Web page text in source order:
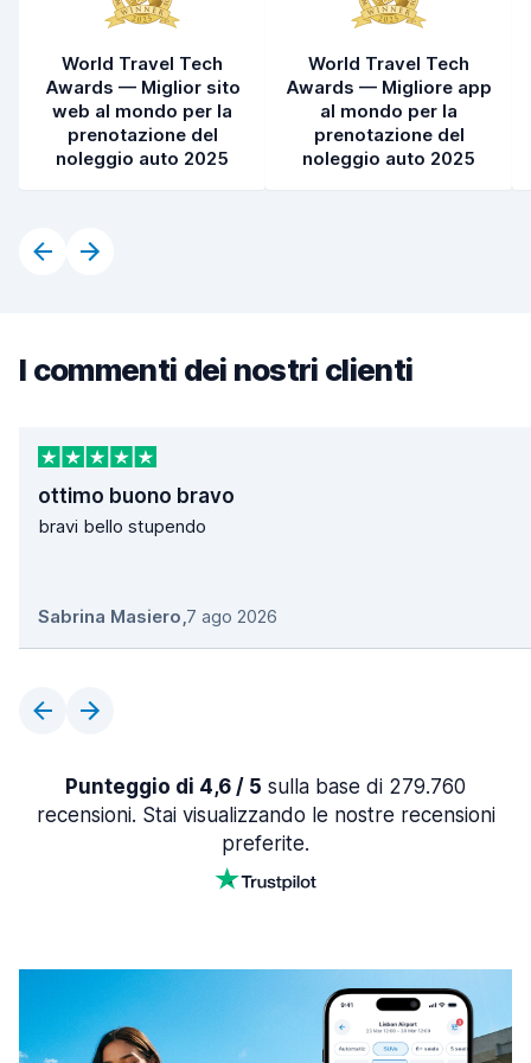
World Travel Tech
Awards — Miglior sito
web al mondo per la
prenotazione del
noleggio auto 2025
World Travel Tech
Awards — Migliore app
al mondo per la
prenotazione del
noleggio auto 2025
I commenti dei nostri clienti
ottimo buono bravo
bravi bello stupendo
Sabrina Masiero,7 ago 2026
Punteggio di 4,6 / 5 sulla base di 279.760
recensioni. Stai visualizzando le nostre recensioni
preferite.